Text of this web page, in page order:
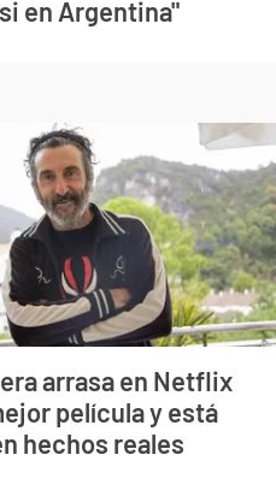
en Argentina"
arrasa en Netflix
película y está
hechos reales